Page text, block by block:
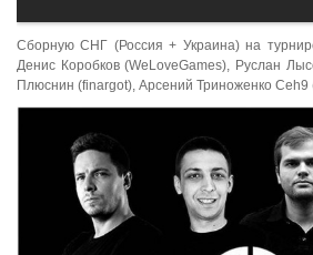
Сборную СНГ (Россия + Украина) на
Денис Коробков (WeLoveGames), Руслан
Плюснин (finargot), Арсений Триноженко Ceh9